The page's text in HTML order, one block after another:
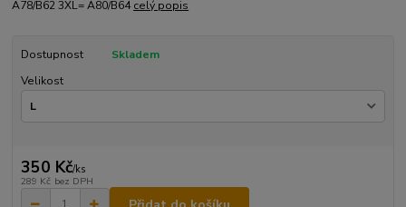
A78/B62 3XL= A80/B64celý popis
Dostupnost
Skladem
Velikost
350 Kč/ks
289 Kč bez DPH